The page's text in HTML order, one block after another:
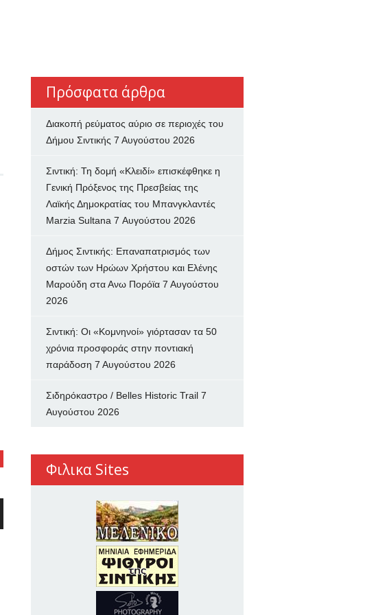
Πρόσφατα άρθρα
Διακοπή ρεύματος αύριο σε περιοχές του
Δήμου Σιντικής 7 Αυγούστου 2026
Σιντική: Τη δομή «Κλειδί» επισκέφθηκε η
Γενική Πρόξενος της Πρεσβείας της
Λαϊκής Δημοκρατίας του Μπανγκλαντές
Marzia Sultana 7 Αυγούστου 2026
Δήμος Σιντικής: Επαναπατρισμός των
oστών των Ηρώων Χρήστου και Ελένης
Μαρούδη στα Ανω Πορόϊα 7 Αυγούστου
2026
Σιντική: Οι «Κομνηνοί» γιόρτασαν τα 50
χρόνια προσφοράς στην ποντιακή
παράδοση 7 Αυγούστου 2026
Σιδηρόκαστρο / Belles Historic Trail 7
Αυγούστου 2026
Φιλικα Sites